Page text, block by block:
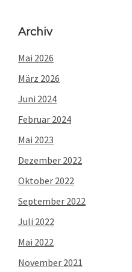
Archiv
Mai 2026
März 2026
Juni 2024
Februar 2024
Mai 2023
Dezember 2022
Oktober 2022
September 2022
Juli 2022
Mai 2022
November 2021